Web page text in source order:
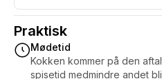
Praktisk
Mødetid
Kokken kommer på den
spisetid medmindre andet